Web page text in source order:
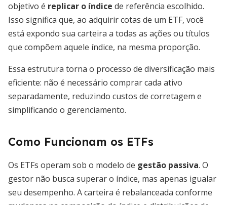
objetivo é replicar o índice de referência escolhido.
Isso significa que, ao adquirir cotas de um ETF, você
está expondo sua carteira a todas as ações ou títulos
que compõem aquele índice, na mesma proporção.
Essa estrutura torna o processo de diversificação mais
eficiente: não é necessário comprar cada ativo
separadamente, reduzindo custos de corretagem e
simplificando o gerenciamento.
Como Funcionam os ETFs
Os ETFs operam sob o modelo de gestão passiva. O
gestor não busca superar o índice, mas apenas igualar
seu desempenho. A carteira é rebalanceada conforme